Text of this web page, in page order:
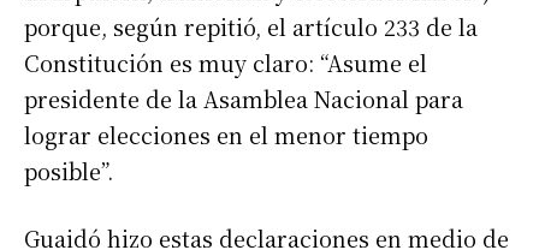
porque, según repitió, el artículo 233 de la
Constitución es muy claro: “Asume el
presidente de la Asamblea Nacional para
lograr elecciones en el menor tiempo
posible”.
Guaidó hizo estas declaraciones en medio de